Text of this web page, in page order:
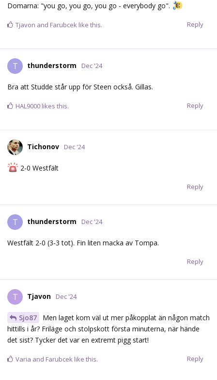
Domarna: "you go, you go, you go - everybody go".
Reply
Tjavon and Farubcek like this.
T thunderstorm Dec '24
Bra att Studde står upp för Steen också. Gillas.
Reply
HAL9000 likes this.
Tichonov Dec '24
2-0 Westfält
Reply
T thunderstorm Dec '24
Westfält 2-0 (3-3 tot). Fin liten macka av Tompa.
Reply
T Tjavon Dec '24
Sjo87
Men laget kom väl ut mer påkopplat än någon match
hittills i år? Friläge och stolpskott första minuterna, när hände
det sist? Tycker det var en extremt pigg start!
Reply
Varia and Farubcek like this.